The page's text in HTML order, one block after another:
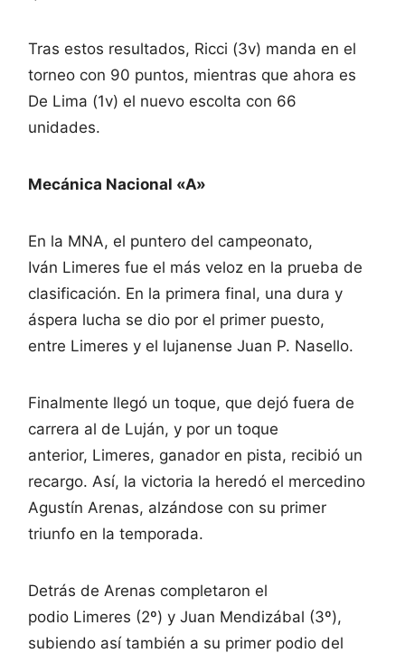
Tras estos resultados, Ricci (3v) manda en el
torneo con 90 puntos, mientras que ahora es
De Lima (1v) el nuevo escolta con 66
unidades.
Mecánica Nacional «A»
En la MNA, el puntero del campeonato,
Iván Limeres fue el más veloz en la prueba de
clasificación. En la primera final, una dura y
áspera lucha se dio por el primer puesto,
entre Limeres y el lujanense Juan P. Nasello.
Finalmente llegó un toque, que dejó fuera de
carrera al de Luján, y por un toque
anterior, Limeres, ganador en pista, recibió un
recargo. Así, la victoria la heredó el mercedino
Agustín Arenas, alzándose con su primer
triunfo en la temporada.
Detrás de Arenas completaron el
podio Limeres (2º) y Juan Mendizábal (3º),
subiendo así también a su primer podio del